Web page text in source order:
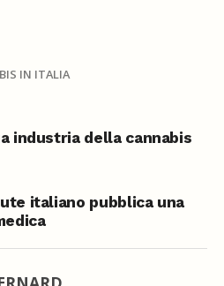
IN ITALIA
industria della cannabis
italiano pubblica una